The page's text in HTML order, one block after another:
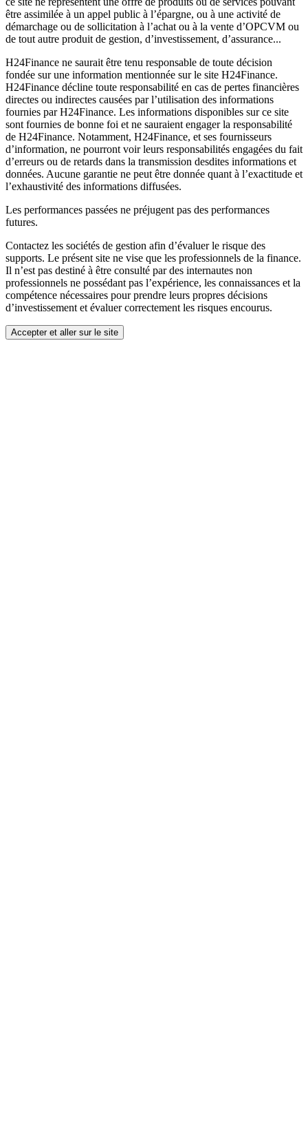
être assimilée à un appel public à l’épargne, ou à une activité de
démarchage ou de sollicitation à l’achat ou à la vente d’OPCVM ou
de tout autre produit de gestion, d’investissement, d’assurance...
H24Finance ne saurait être tenu responsable de toute décision
fondée sur une information mentionnée sur le site H24Finance.
H24Finance décline toute responsabilité en cas de pertes financières
directes ou indirectes causées par l’utilisation des informations
fournies par H24Finance. Les informations disponibles sur ce site
sont fournies de bonne foi et ne sauraient engager la responsabilité
de H24Finance. Notamment, H24Finance, et ses fournisseurs
d’information, ne pourront voir leurs responsabilités engagées du fait
d’erreurs ou de retards dans la transmission desdites informations et
données. Aucune garantie ne peut être donnée quant à l’exactitude et
l’exhaustivité des informations diffusées.
Les performances passées ne préjugent pas des performances
futures.
Contactez les sociétés de gestion afin d’évaluer le risque des
supports. Le présent site ne vise que les professionnels de la finance.
Il n’est pas destiné à être consulté par des internautes non
professionnels ne possédant pas l’expérience, les connaissances et la
compétence nécessaires pour prendre leurs propres décisions
d’investissement et évaluer correctement les risques encourus.
Accepter et aller sur le site